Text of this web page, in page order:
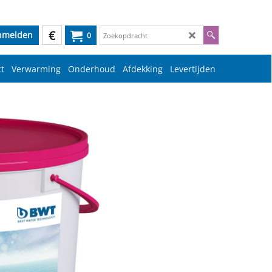
0
€
Verwarming Onderhoud Afdekking Levertijden